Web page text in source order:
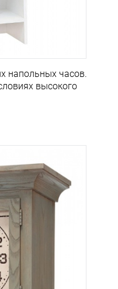
напольных часов.
высокого